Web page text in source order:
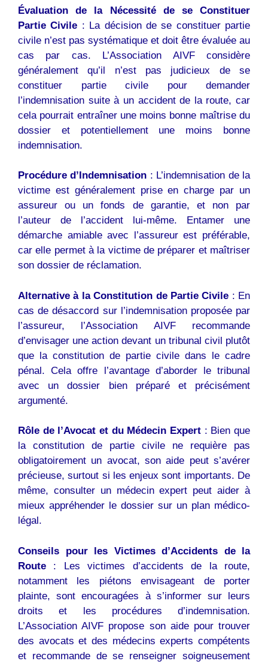
Évaluation de la Nécessité de se Constituer
Partie Civile : La décision de se constituer partie
civile n’est pas systématique et doit être évaluée au
cas par cas. L’Association AIVF considère
généralement qu’il n’est pas judicieux de se
constituer partie civile pour demander
l’indemnisation suite à un accident de la route, car
cela pourrait entraîner une moins bonne maîtrise du
dossier et potentiellement une moins bonne
indemnisation.
Procédure d’Indemnisation : L’indemnisation de la
victime est généralement prise en charge par un
assureur ou un fonds de garantie, et non par
l’auteur de l’accident lui-même. Entamer une
démarche amiable avec l’assureur est préférable,
car elle permet à la victime de préparer et maîtriser
son dossier de réclamation.
Alternative à la Constitution de Partie Civile : En
cas de désaccord sur l’indemnisation proposée par
l’assureur, l’Association AIVF recommande
d’envisager une action devant un tribunal civil plutôt
que la constitution de partie civile dans le cadre
pénal. Cela offre l’avantage d’aborder le tribunal
avec un dossier bien préparé et précisément
argumenté.
Rôle de l’Avocat et du Médecin Expert : Bien que
la constitution de partie civile ne requière pas
obligatoirement un avocat, son aide peut s’avérer
précieuse, surtout si les enjeux sont importants. De
même, consulter un médecin expert peut aider à
mieux appréhender le dossier sur un plan médico-
légal.
Conseils pour les Victimes d’Accidents de la
Route : Les victimes d’accidents de la route,
notamment les piétons envisageant de porter
plainte, sont encouragées à s’informer sur leurs
droits et les procédures d’indemnisation.
L’Association AIVF propose son aide pour trouver
des avocats et des médecins experts compétents
et recommande de se renseigner soigneusement